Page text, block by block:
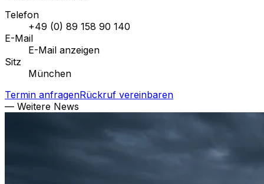
Telefon
+49 (0) 89 158 90 140
E-Mail
E-Mail anzeigen
Sitz
München
Termin anfragenRückruf vereinbaren
— Weitere News